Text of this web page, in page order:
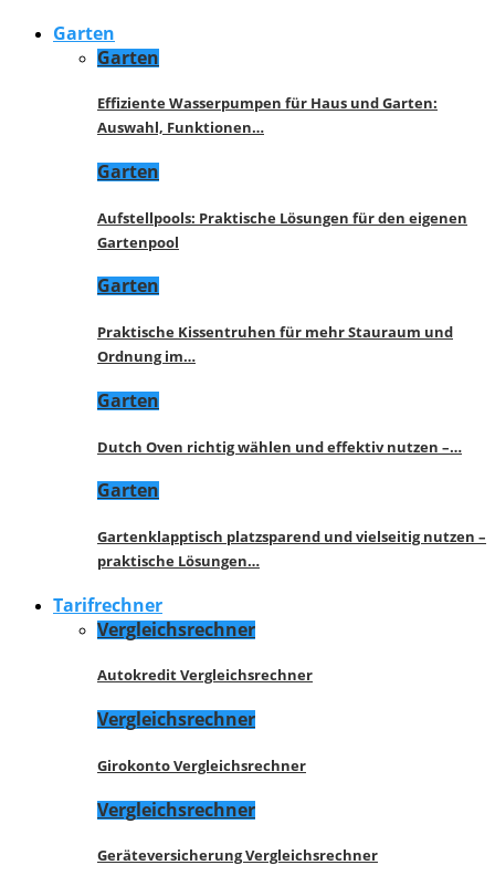
Garten
Garten
Effiziente Wasserpumpen für Haus und Garten:
Auswahl, Funktionen…
Garten
Aufstellpools: Praktische Lösungen für den eigenen
Gartenpool
Garten
Praktische Kissentruhen für mehr Stauraum und
Ordnung im…
Garten
Dutch Oven richtig wählen und effektiv nutzen –…
Garten
Gartenklapptisch platzsparend und vielseitig nutzen –
praktische Lösungen…
Tarifrechner
Vergleichsrechner
Autokredit Vergleichsrechner
Vergleichsrechner
Girokonto Vergleichsrechner
Vergleichsrechner
Geräteversicherung Vergleichsrechner